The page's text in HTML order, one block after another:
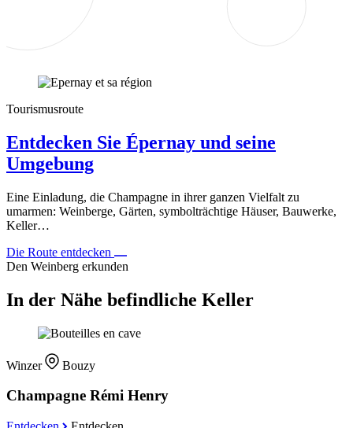
Tourismusroute
Entdecken Sie Épernay und seine
Umgebung
Eine Einladung, die Champagne in ihrer ganzen Vielfalt zu
umarmen: Weinberge, Gärten, symbolträchtige Häuser, Bauwerke,
Keller…
Die Route entdecken
Den Weinberg erkunden
In der Nähe befindliche Keller
Winzer Bouzy
Champagne Rémi Henry